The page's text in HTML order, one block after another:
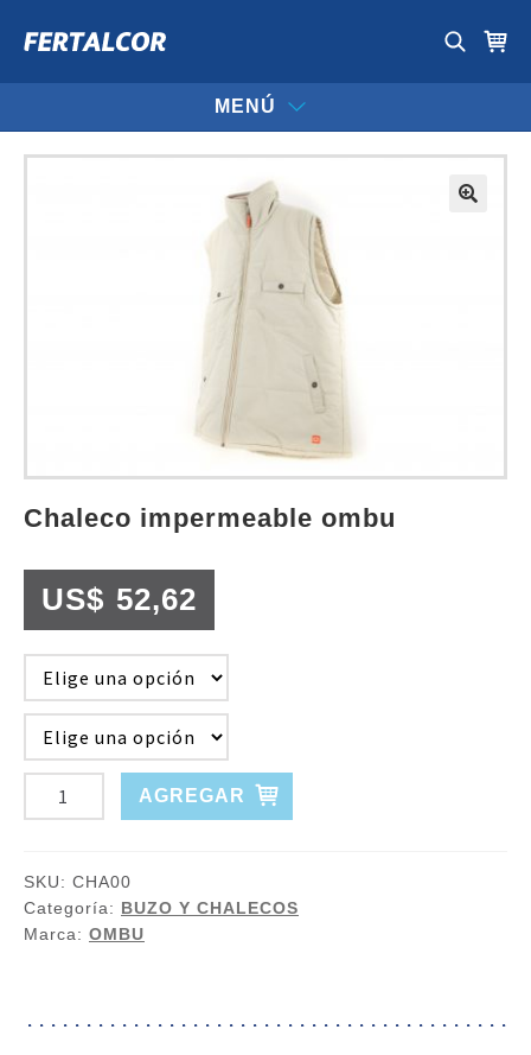
MENÚ
chaleco impermeable ombu
US$ 52,62
CHALECO
IMPERMEABLE
cantidad
AGREGAR
SKU: CHA00
Categoría: BUZO Y CHALECOS
Marca: OMBU